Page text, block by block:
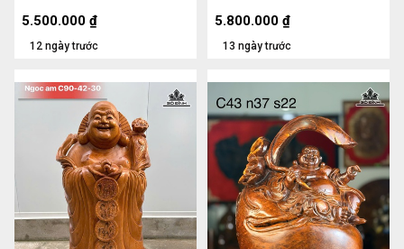
12 ngày trước
5.500.000 ₫
Sâu 18 (cm)
13 ngày trước
5.800.000 ₫